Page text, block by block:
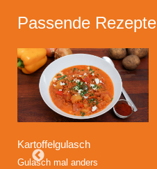
Passende Rezepte
Kartoffelgulasch
Gulasch mal anders